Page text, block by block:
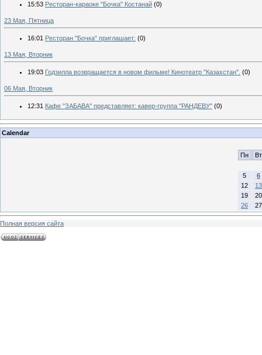
15:53 Ресторан-караоке "Бочка" Костанай (0)
23 Мая, Пятница
16:01 Ресторан "Бочка" приглашает: (0)
13 Мая, Вторник
19:03 Годзилла возвращается в новом фильме! Кинотеатр "Казахстан". (0)
06 Мая, Вторник
12:31 Кафе "ЗАБАВА" представляет: кавер-группа "РАНДЕВУ" (0)
Calendar
Пн Вт
5
6
12
13
19
20
26
27
Полная версия сайта